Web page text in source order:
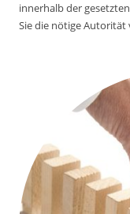
innerhalb der
Sie die nötige Autorität